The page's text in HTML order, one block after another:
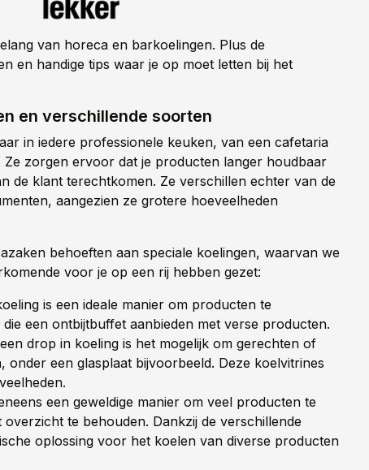
van horeca en barkoelingen. Plus de
en handige tips waar je op moet letten bij het
en verschillende soorten
in iedere professionele keuken, van een cafetaria
zorgen ervoor dat je producten langer houdbaar
de klant terechtkomen. Ze verschillen echter van de
aangezien ze grotere hoeveelheden
behoeften aan speciale koelingen, waarvan we
voor je op een rij hebben gezet:
is een ideale manier om producten te
een ontbijtbuffet aanbieden met verse producten.
drop in koeling is het mogelijk om gerechten of
onder een glasplaat bijvoorbeeld. Deze koelvitrines
een geweldige manier om veel producten te
overzicht te behouden. Dankzij de verschillende
oplossing voor het koelen van diverse producten